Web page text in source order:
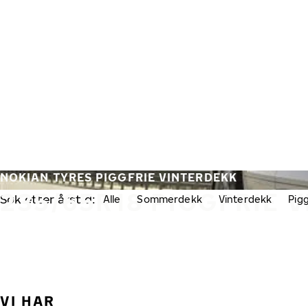
235/65R18 PIGGFRIE
NOKIAN TYRES PIGGFRIE VINTERDEKK
Søk etter årstid: Alle Sommerdekk Vinterdekk
VI HAR